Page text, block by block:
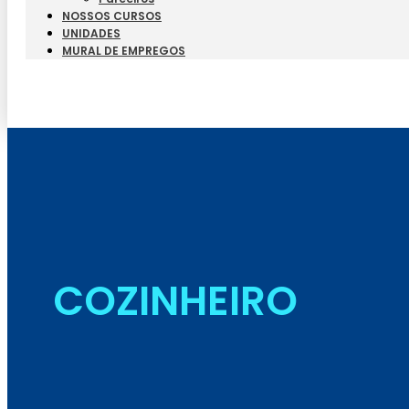
NOSSOS CURSOS
UNIDADES
MURAL DE EMPREGOS
COZINHEIRO